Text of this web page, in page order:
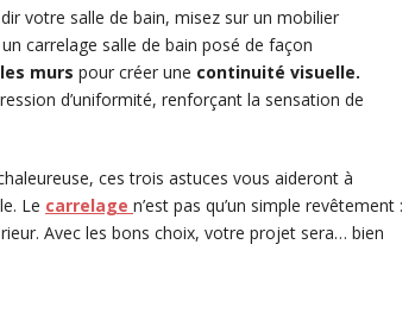
votre salle de bain, misez sur un mobilier
carrelage salle de bain posé de façon
murs pour créer une continuité visuelle.
d’uniformité, renforçant la sensation de
ces trois astuces vous aideront à
Le carrelage n’est pas qu’un simple revêtement :
Avec les bons choix, votre projet sera… bien